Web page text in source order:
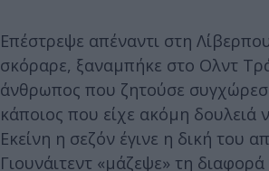
Επέστρεψε απέναντι στη
σκόραρε, ξαναμπήκε στο Ολντ
άνθρωπος που ζητούσε
κάποιος που είχε ακόμη δουλειά
Εκείνη η σεζόν έγινε η δική του
Γιουνάιτεντ «μάζεψε» τη